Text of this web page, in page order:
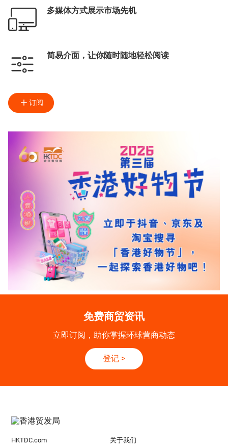
多媒体方式展示市场先机
简易介面，让你随时随地轻松阅读
订阅
免费商贸资讯
立即订阅，助你掌握环球营商动态
登记 >
HKTDC.com 关于我们